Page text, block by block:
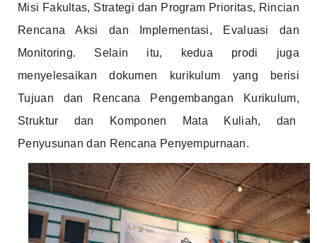
Misi Fakultas, Strategi dan Program Prioritas, Rincian
Rencana Aksi dan Implementasi, Evaluasi dan
Monitoring. Selain itu, kedua prodi juga
menyelesaikan dokumen kurikulum yang berisi
Tujuan dan Rencana Pengembangan Kurikulum,
Struktur dan Komponen Mata Kuliah, dan
Penyusunan dan Rencana Penyempurnaan.